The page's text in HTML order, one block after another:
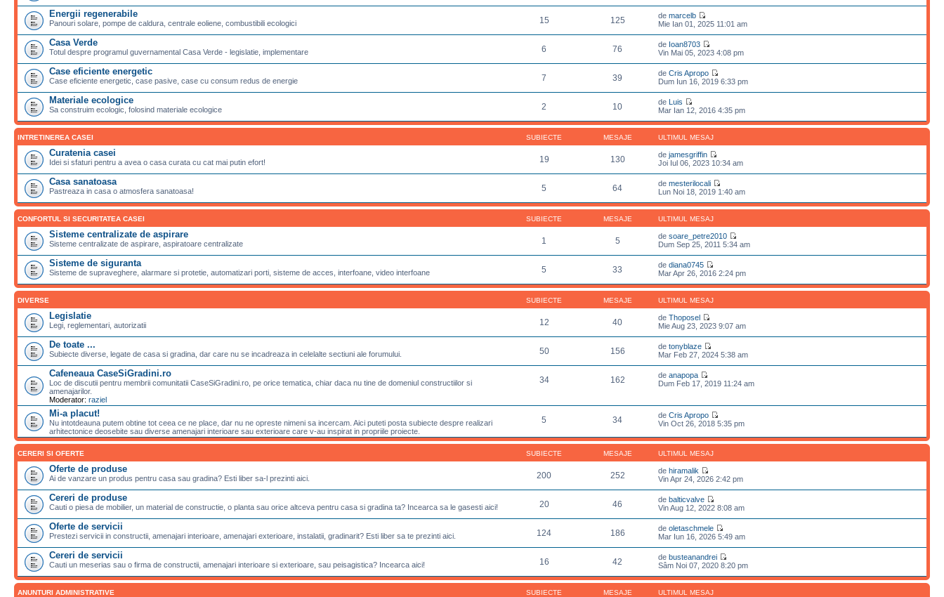
Energii regenerabile
Panouri solare, pompe de caldura, centrale eoliene, combustibili ecologici 15 125 demarcelb
Mie Ian 01, 2025 11:01 am
Casa Verde
Totul despre programul guvernamental Casa Verde - legislatie, implementare 6 76 de Ioan8703
Vin Mai 05, 2023 4:08 pm
Case eficiente energetic
Case eficiente energetic, case pasive, case cu consum redus de energie 7 39 deCris Apropo
Dum Iun 16, 2019 6:33 pm
Materiale ecologice
Sa construim ecologic, folosind materiale ecologice 2 10 de Luis
Mar Ian 12, 2016 4:35 pm
INTRETINEREA CASEI SUBIECTE MESAJE ULTIMUL MESAJ
Curatenia casei
Idei si sfaturi pentru a avea o casa curata cu cat mai putin efort! 19 130 dejamesgriffin
Joi Iul 06, 2023 10:34 am
Casa sanatoasa
Pastreaza in casa o atmosfera sanatoasa! 5 64 demesterilocali
Lun Noi 18, 2019 1:40 am
CONFORTUL SI SECURITATEA CASEI SUBIECTE MESAJE ULTIMUL MESAJ
Sisteme centralizate de aspirare
Sisteme centralizate de aspirare, aspiratoare centralizate 1 5 desoare_petre2010
Dum Sep 25, 2011 5:34 am
Sisteme de siguranta
Sisteme de supraveghere, alarmare si protetie, automatizari porti, sisteme de acces, interfoane, video interfoane 5 33 dediana0745
Mar Apr 26, 2016 2:24 pm
DIVERSE SUBIECTE MESAJE ULTIMUL MESAJ
Legislatie
Legi, reglementari, autorizatii 12 40 deThoposel
Mie Aug 23, 2023 9:07 am
De toate ...
Subiecte diverse, legate de casa si gradina, dar care nu se incadreaza in celelalte sectiuni ale forumului. 50 156 detonyblaze
Mar Feb 27, 2024 5:38 am
Cafeneaua CaseSiGradini.ro
Loc de discutii pentru membrii comunitatii CaseSiGradini.ro, pe orice tematica, chiar daca nu tine de domeniul constructiilor si
amenajarilor.
Moderator: raziel
34 162 deanapopa
Dum Feb 17, 2019 11:24 am
Mi-a placut!
Nu intotdeauna putem obtine tot ceea ce ne place, dar nu ne opreste nimeni sa incercam. Aici puteti posta subiecte despre realizari
arhitectonice deosebite sau diverse amenajari interioare sau exterioare care v-au inspirat in propriile proiecte.
5 34 deCris Apropo
Vin Oct 26, 2018 5:35 pm
CERERI SI OFERTE SUBIECTE MESAJE ULTIMUL MESAJ
Oferte de produse
Ai de vanzare un produs pentru casa sau gradina? Esti liber sa-l prezinti aici. 200 252 dehiramalik
Vin Apr 24, 2026 2:42 pm
Cereri de produse
Cauti o piesa de mobilier, un material de constructie, o planta sau orice altceva pentru casa si gradina ta? Incearca sa le gasesti aici! 20 46 debalticvalve
Vin Aug 12, 2022 8:08 am
Oferte de servicii
Prestezi servicii in constructii, amenajari interioare, amenajari exterioare, instalatii, gradinarit? Esti liber sa te prezinti aici. 124 186 deoletaschmele
Mar Iun 16, 2026 5:49 am
Cereri de servicii
Cauti un meserias sau o firma de constructii, amenajari interioare si exterioare, sau peisagistica? Incearca aici! 16 42 debusteanandrei
Sâm Noi 07, 2020 8:20 pm
ANUNTURI ADMINISTRATIVE SUBIECTE MESAJE ULTIMUL MESAJ